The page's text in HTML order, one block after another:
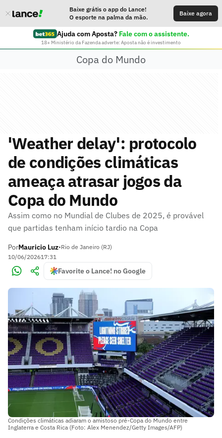
Baixe grátis o app do Lance!
O esporte na palma da mão.
Baixe agora
Ajuda com Aposta? Fale com o assistente.
18+ Ministério da Fazenda adverte: Aposta não é investimento
Copa do Mundo
'Weather delay': protocolo
de condições climáticas
ameaça atrasar jogos da
Copa do Mundo
Assim como no Mundial de Clubes de 2025, é provável
que partidas tenham início tardio na Copa
PorMauricio Luz•Rio de Janeiro (RJ)
10/06/202617:31
Favorite o Lance! no Google
Condições climáticas adiaram o amistoso pré-Copa do Mundo entre
Inglaterra e Costa Rica (Foto: Alex Menendez/Getty Images/AFP)